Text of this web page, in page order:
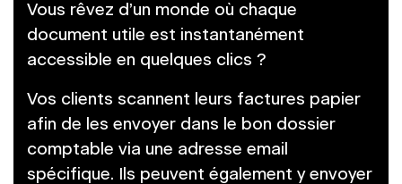
Vous rêvez d’un monde où chaque
document utile est instantanément
accessible en quelques clics ?
Vos clients scannent leurs factures papier
afin de les envoyer dans le bon dossier
comptable via une adresse email
spécifique. Ils peuvent également y envoyer